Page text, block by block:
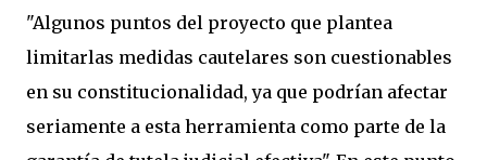
"Algunos puntos del proyecto que plantea
limitarlas medidas cautelares son cuestionables
en su constitucionalidad, ya que podrían afectar
seriamente a esta herramienta como parte de la